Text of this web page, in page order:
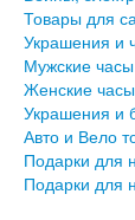
Авто и
Товары для
Украшения и
Мужские часы
Женские часы
Украшения и
Авто и Вело
Подарки для
Подарки для